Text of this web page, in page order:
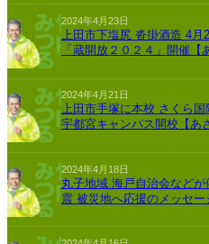
2024年4月23日
上田市下塩尻 沓掛酒造 4月
「蔵開放２０２４」開催【
2024年4月21日
上田市手塚に本校 さくら
宇都宮キャンパス開校【あ
2024年4月18日
丸子地域 海戸自治会など
震 被災地へ応援のメッセー